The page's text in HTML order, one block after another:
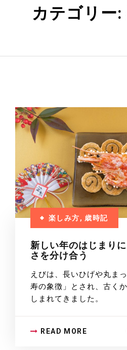
カテゴリー:
楽しみ方, 歳時記
新しい年のはじまり
さを分け合う
えびは、長いひげや丸ま
寿の象徴」とされ、古く
しまれてきました。
READ MORE